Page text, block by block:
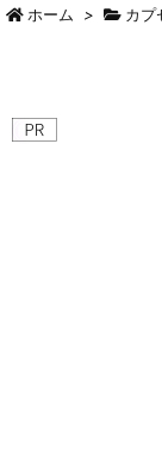
ホーム > カプ